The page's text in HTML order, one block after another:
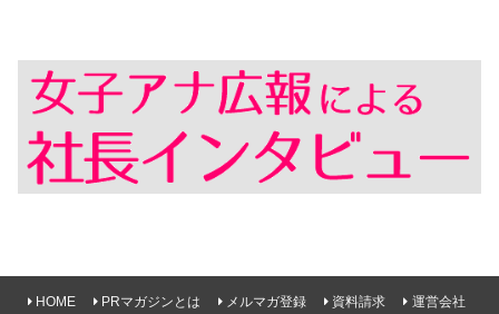
HOME PRマガジンとは メルマガ登録 資料請求 運営会社